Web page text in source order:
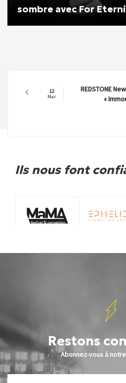
sombre avec For
12
Mar
REDSTONE
«
Ils nous font
Restons
Abonnez-vous à